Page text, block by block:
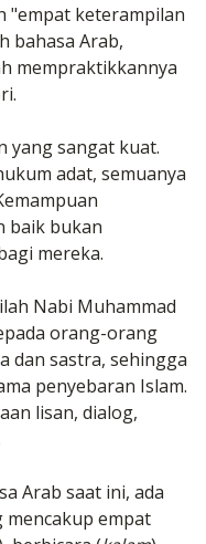
"empat keterampilan
bahasa Arab,
mempraktikkannya
yang sangat kuat.
adat, semuanya
baik bukan
mereka.
Nabi Muhammad
orang-orang
dan sastra, sehingga
penyebaran Islam.
lisan, dialog,
Arab saat ini, ada
mencakup empat